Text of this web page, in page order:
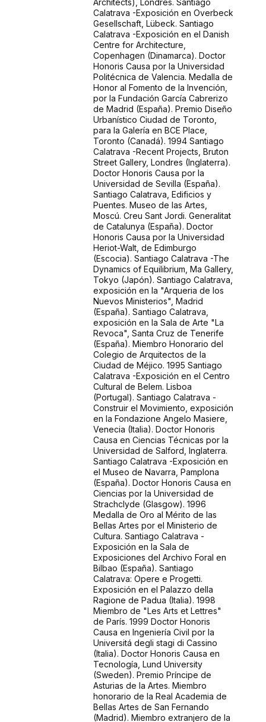
Architects), Londres. Santiago
Calatrava -Exposición en Overbeck
Gesellschaft, Lübeck. Santiago
Calatrava -Exposición en el Danish
Centre for Architecture,
Copenhagen (Dinamarca). Doctor
Honoris Causa por la Universidad
Politécnica de Valencia. Medalla de
Honor al Fomento de la Invención,
por la Fundación García Cabrerizo
de Madrid (España). Premio Diseño
Urbanístico Ciudad de Toronto,
para la Galería en BCE Place,
Toronto (Canadá). 1994 Santiago
Calatrava -Recent Projects, Bruton
Street Gallery, Londres (Inglaterra).
Doctor Honoris Causa por la
Universidad de Sevilla (España).
Santiago Calatrava, Edificios y
Puentes. Museo de las Artes,
Moscú. Creu Sant Jordi. Generalitat
de Catalunya (España). Doctor
Honoris Causa por la Universidad
Heriot-Walt, de Edimburgo
(Escocia). Santiago Calatrava -The
Dynamics of Equilibrium, Ma Gallery,
Tokyo (Japón). Santiago Calatrava,
exposición en la "Arqueria de los
Nuevos Ministerios", Madrid
(España). Santiago Calatrava,
exposición en la Sala de Arte "La
Revoca", Santa Cruz de Tenerife
(España). Miembro Honorario del
Colegio de Arquitectos de la
Ciudad de Méjico. 1995 Santiago
Calatrava -Exposición en el Centro
Cultural de Belem. Lisboa
(Portugal). Santiago Calatrava -
Construir el Movimiento, exposición
en la Fondazione Angelo Masiere,
Venecia (Italia). Doctor Honoris
Causa en Ciencias Técnicas por la
Universidad de Salford, Inglaterra.
Santiago Calatrava -Exposición en
el Museo de Navarra, Pamplona
(España). Doctor Honoris Causa en
Ciencias por la Universidad de
Strachclyde (Glasgow). 1996
Medalla de Oro al Mérito de las
Bellas Artes por el Ministerio de
Cultura. Santiago Calatrava -
Exposición en la Sala de
Exposiciones del Archivo Foral en
Bilbao (España). Santiago
Calatrava: Opere e Progetti.
Exposición en el Palazzo della
Ragione de Padua (Italia). 1998
Miembro de "Les Arts et Lettres"
de París. 1999 Doctor Honoris
Causa en Ingeniería Civil por la
Universitá degli stagi di Cassino
(Italia). Doctor Honoris Causa en
Tecnología, Lund University
(Sweden). Premio Príncipe de
Asturias de la Artes. Miembro
honorario de la Real Academia de
Bellas Artes de San Fernando
(Madrid). Miembro extranjero de la